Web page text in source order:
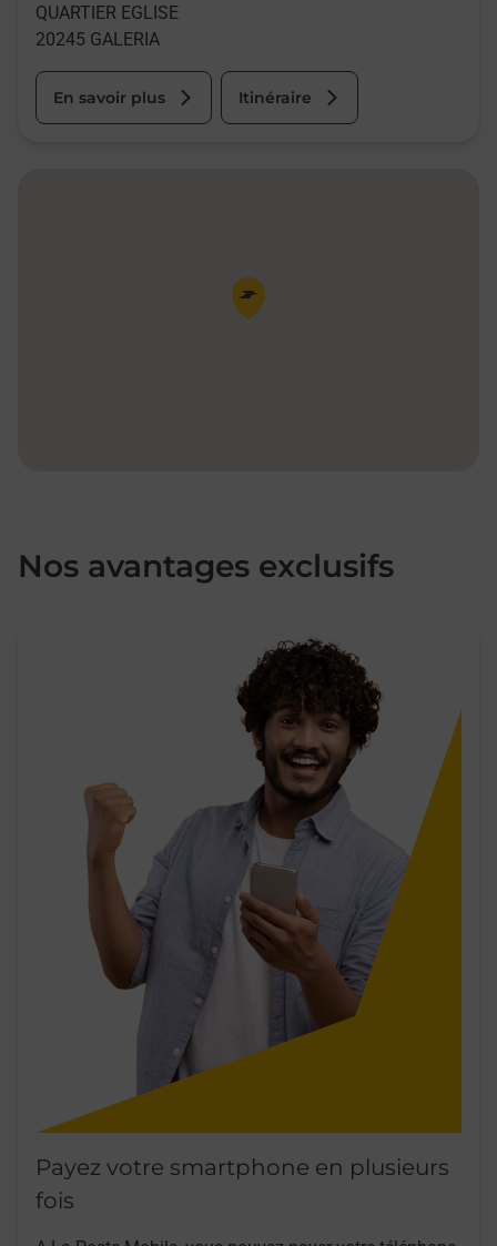
QUARTIER EGLISE
20245 GALERIA
En savoir plus Itinéraire
Pin de la carte
Nos avantages exclusifs
Payez votre smartphone en plusieurs
fois